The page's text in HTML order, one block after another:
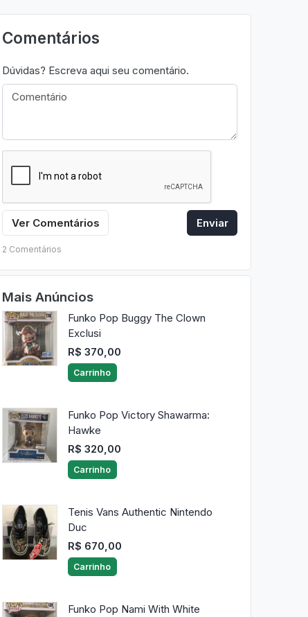
Comentários
Dúvidas? Escreva aqui seu comentário.
Ver Comentários Enviar
2 Comentários
Mais Anúncios
Funko Pop Buggy The Clown
Exclusi
R$ 370,00
Carrinho
Funko Pop Victory Shawarma:
Hawke
R$ 320,00
Carrinho
Tenis Vans Authentic Nintendo
Duc
R$ 670,00
Carrinho
Funko Pop Nami With White